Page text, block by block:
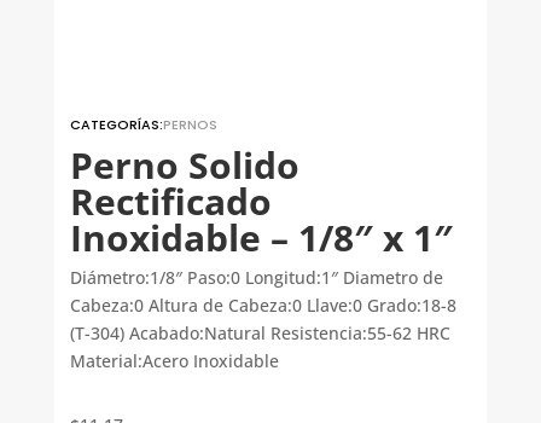
CATEGORÍAS:PERNOS
Perno Solido
Rectificado
Inoxidable – 1/8″ x 1″
Diámetro:1/8″ Paso:0 Longitud:1″ Diametro de
Cabeza:0 Altura de Cabeza:0 Llave:0 Grado:18-8
(T-304) Acabado:Natural Resistencia:55-62 HRC
Material:Acero Inoxidable